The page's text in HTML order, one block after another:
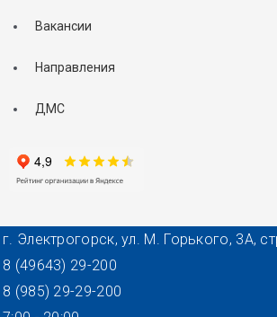
Вакансии
Направления
ДМС
г. Электрогорск, ул. М. Горького, 3А,
8 (49643) 29-200
8 (985) 29-29-200